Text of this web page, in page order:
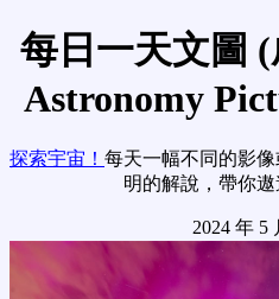
每日一天文圖
Astronomy
探索宇宙！ 每天一幅不同的影
明的解說，帶你遨
2024 年 5